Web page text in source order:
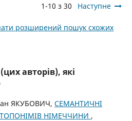
1-10 з 30 Наступне
розширений пошук схожих
авторів), які
ЯКУБОВИЧ, СЕМАНТИЧНІ
НІМЕЧЧИНИ ,